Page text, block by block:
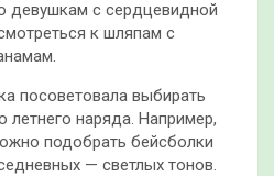
девушкам с сердцевидной
к шляпам с
посоветовала выбирать
летнего наряда. Например,
подобрать бейсболки
— светлых тонов.